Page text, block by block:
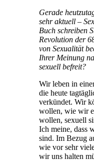
Gerade
sehr aktuell –
Buch schreiben
Revolution der
von Sexualität
Ihrer Meinung
sexuell befreit?
Wir leben in
die heute
verkündet. Wir
wollen, wie wir
wollen, sexuell
Ich meine, dass
sind. Im Bezug
wie vor sehr
wir uns halten